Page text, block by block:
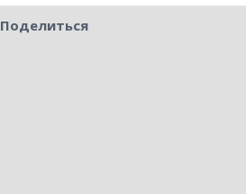
Поделиться